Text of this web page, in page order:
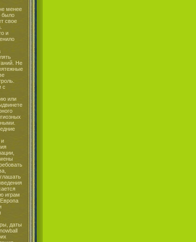
менее
было
свое
и
Не
с
или
и
играм
даты